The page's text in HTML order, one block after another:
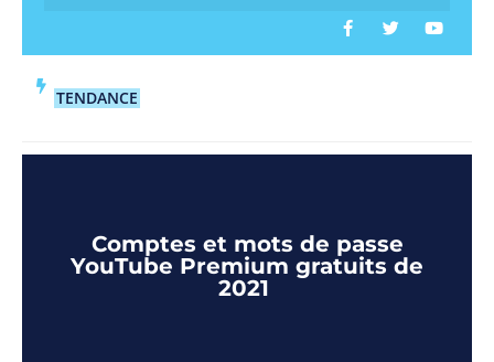
TENDANCE
Comptes et mots de passe
YouTube Premium gratuits de
2021